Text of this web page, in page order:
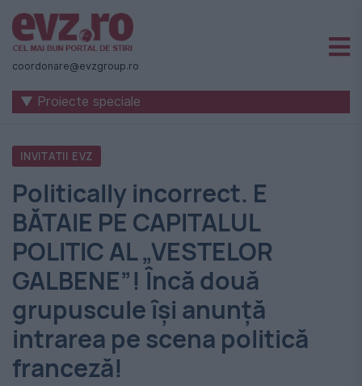
Știri
naționale
internaționale
România
-
Evenimentul
Zilei
coordonare@evzgroup.ro
▼ Proiecte speciale
INVITATII EVZ
Politically incorrect. E
BĂTAIE PE CAPITALUL
POLITIC AL „VESTELOR
GALBENE”! Încă două
grupuscule își anunță
intrarea pe scena politică
franceză!